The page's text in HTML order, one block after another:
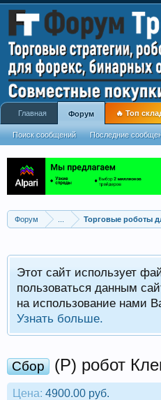
Форум Торговые роботы
Этот сайт использует
пользоваться данным
на использование нами
Узнать больше.
Сбор (Р) робот
Цена: 4900.00 руб.
Главная Форум
Поиск сообщений Последние
🔥 Топ